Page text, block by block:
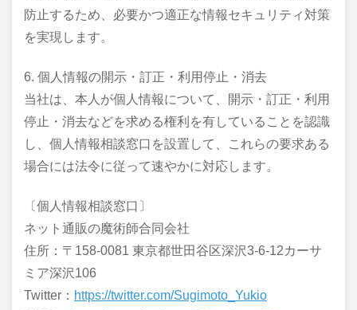
防止するため、必要かつ適正な情報セキュリティ対策
を実現します。
6. 個人情報の開示・訂正・利用停止・消去
当社は、本人が個人情報について、開示・訂正・利用
停止・消去などを求める権利を有していることを認識
し、個人情報相談窓口を設置して、これらの要求ある
場合には法令に従って速やかに対応します。
〔個人情報相談窓口〕
ネット通販の魔術師合同会社
住所：〒158-0081 東京都世田谷区深沢3-6-12カーサ
ミア深沢106
Twitter： https://twitter.com/Sugimoto_Yukio